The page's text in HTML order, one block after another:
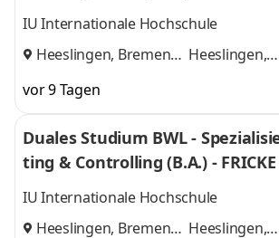
KG
IU Internationale Hochschule
Heeslingen, Bremen
Heeslingen,
vor 9 Tagen
Duales Studium BWL -
ting & Controlling (B.A.) - FRICKE
o. KG
IU Internationale Hochschule
Heeslingen, Bremen
Heeslingen,